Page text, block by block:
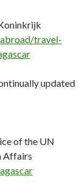
travel-
updated
of the UN
Affairs